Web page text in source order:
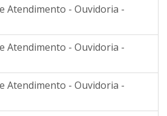
Atendimento - Ouvidoria -
Atendimento - Ouvidoria -
Atendimento - Ouvidoria -